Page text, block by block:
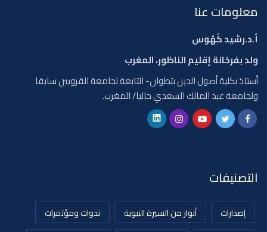
معلومات عنا
أ.د.رشيد كُهُوس
ولد بفرخانة إقليم الناظور، المغرب
أستاذ بكلية أصول الدين بتطوان- التابعة لجامعة القرويين سابقا
ولجامعة عبد المالك السعدي حاليا/ المغرب.
التصنيفات
إصدارات أنوار من السيرة النبوية
ندوات ومؤتمرات